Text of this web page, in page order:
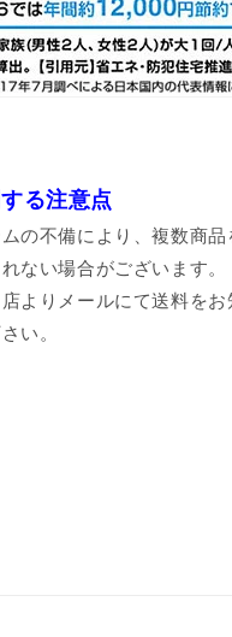
る注意点
の不備により、複数商品
ない場合がございます。
よりメールにて送料を
い。